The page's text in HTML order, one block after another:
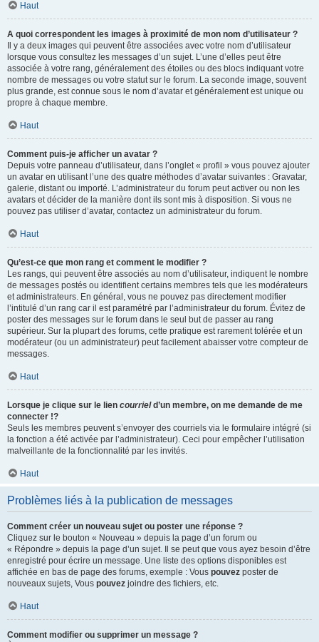
Haut
A quoi correspondent les images à proximité de mon nom d’utilisateur ?
Il y a deux images qui peuvent être associées avec votre nom d’utilisateur
lorsque vous consultez les messages d’un sujet. L’une d’elles peut être
associée à votre rang, généralement des étoiles ou des blocs indiquant votre
nombre de messages ou votre statut sur le forum. La seconde image, souvent
plus grande, est connue sous le nom d’avatar et généralement est unique ou
propre à chaque membre.
Haut
Comment puis-je afficher un avatar ?
Depuis votre panneau d’utilisateur, dans l’onglet « profil » vous pouvez ajouter
un avatar en utilisant l’une des quatre méthodes d’avatar suivantes : Gravatar,
galerie, distant ou importé. L’administrateur du forum peut activer ou non les
avatars et décider de la manière dont ils sont mis à disposition. Si vous ne
pouvez pas utiliser d’avatar, contactez un administrateur du forum.
Haut
Qu’est-ce que mon rang et comment le modifier ?
Les rangs, qui peuvent être associés au nom d’utilisateur, indiquent le nombre
de messages postés ou identifient certains membres tels que les modérateurs
et administrateurs. En général, vous ne pouvez pas directement modifier
l’intitulé d’un rang car il est paramétré par l’administrateur du forum. Évitez de
poster des messages sur le forum dans le seul but de passer au rang
supérieur. Sur la plupart des forums, cette pratique est rarement tolérée et un
modérateur (ou un administrateur) peut facilement abaisser votre compteur de
messages.
Haut
Lorsque je clique sur le lien courrield’un membre, on me demande de me
connecter !?
Seuls les membres peuvent s’envoyer des courriels via le formulaire intégré (si
la fonction a été activée par l’administrateur). Ceci pour empêcher l’utilisation
malveillante de la fonctionnalité par les invités.
Haut
Problèmes liés à la publication de messages
Comment créer un nouveau sujet ou poster une réponse ?
Cliquez sur le bouton « Nouveau » depuis la page d’un forum ou
« Répondre » depuis la page d’un sujet. Il se peut que vous ayez besoin d’être
enregistré pour écrire un message. Une liste des options disponibles est
affichée en bas de page des forums, exemple : Vous pouvez poster de
nouveaux sujets, Vous pouvez joindre des fichiers, etc.
Haut
Comment modifier ou supprimer un message ?